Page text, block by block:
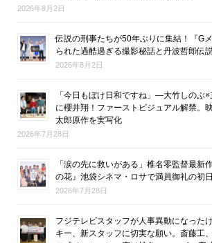
2026年8月2日
伝説の刑事たちが50年ぶりに集結！『G
られた過酷過ぎる撮影秘話と丹波哲郎伝
2026年8月2日
「今日もぼけ日和ですね」―大竹しのぶ
に櫻井翔！ファーストビジュアル解禁。
太郎原作を実写化
2026年7月28日
「涙の先に救いがある」椎名零監督最新
の花』池袋シネマ・ロサで満員御礼の初
2026年7月28日
フジテレビスタッフが人事異動になった
キー、新スタッフに切実な願い。斎藤工